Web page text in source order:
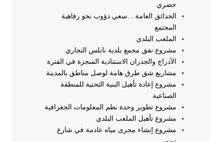
حضري
الحدائق العامة....سعي دؤوب نحو رفاهية
المجتمع
الملعب البلدي
مشروع نفق مجمع بلدية نابلس التجاري
الأدراج والجدران الاستنادية المنجزة في الفترة
مشاريع شق طرق هامة لوصل مناطق بالمدينة
مشروع إعادة تأهيل البنية التحتية للمنطقة
الصناعية
مشروع تطوير وحدة نظم المعلومات الجغرافية
مشروع تأهيل الملعب البلدي
مشروع إنشاء مجرى مياه عادمة في شارع